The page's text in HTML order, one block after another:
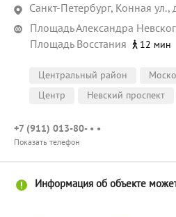
Санкт-Петербург, Конная ул.,
Площадь Александра
Площадь Восстания 12 мин
Центральный район
Центр
Невский проспект
+7 (911) 013-80- • •
Показать телефон
Информация об объекте